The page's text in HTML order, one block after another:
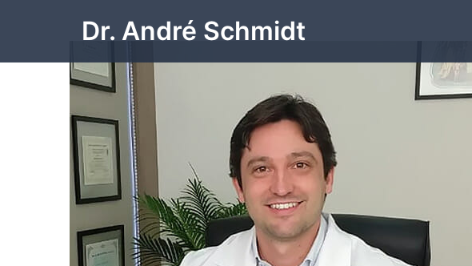
Dr. André Schmidt